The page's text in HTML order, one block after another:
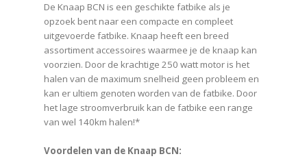
De Knaap BCN is een geschikte fatbike als je
opzoek bent naar een compacte en compleet
uitgevoerde fatbike. Knaap heeft een breed
assortiment accessoires waarmee je de knaap kan
voorzien. Door de krachtige 250 watt motor is het
halen van de maximum snelheid geen probleem en
kan er ultiem genoten worden van de fatbike. Door
het lage stroomverbruik kan de fatbike een range
van wel 140km halen!*
Voordelen van de Knaap BCN: